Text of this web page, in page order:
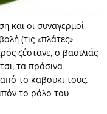
και οι συναγερμοί
(τις «πλάτες»
ζέστανε, ο βασιλιάς
τα πράσινα
το καβούκι τους.
το ρόλο του